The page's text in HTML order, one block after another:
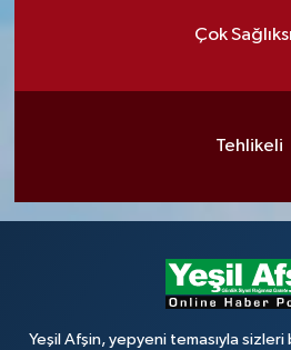
Çok
Tehlikeli
Yeşil Afşin, yepyeni temasıyla